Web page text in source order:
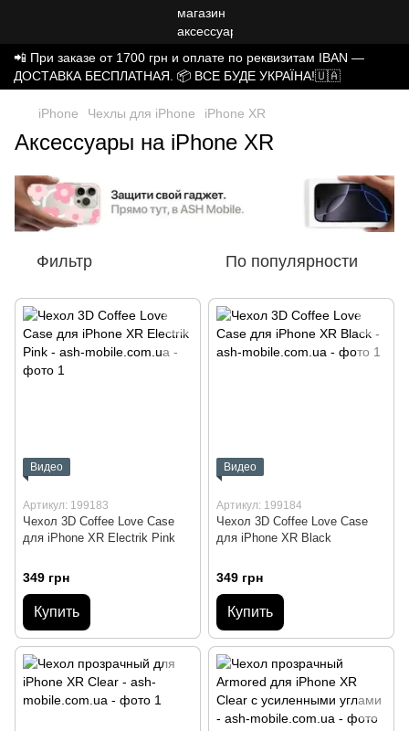
📲 При заказе от 1700 грн и оплате по реквизитам IBAN —
ДОСТАВКА БЕСПЛАТНАЯ. 📦 ВСЕ БУДЕ УКРАЇНА!🇺🇦
iPhone Чехлы для iPhone iPhone XR
Аксессуары на iPhone XR
Фильтр По популярности
Видео
Артикул: 199183
Чехол 3D Coffee Love Case
для iPhone XR Electrik Pink
349 грн
Купить
Видео
Артикул: 199184
Чехол 3D Coffee Love Case
для iPhone XR Black
349 грн
Купить